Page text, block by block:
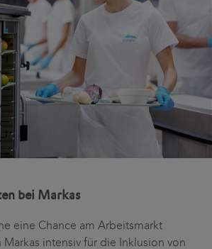
bei Markas
eine Chance am Arbeitsmarkt
Markas intensiv für die Inklusion von